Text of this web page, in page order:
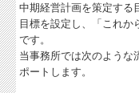
国の共済制度活用コーナ
中期経営計画を策定する
目標を設定し、「これか
です。
当事務所では次のような
ポートします。